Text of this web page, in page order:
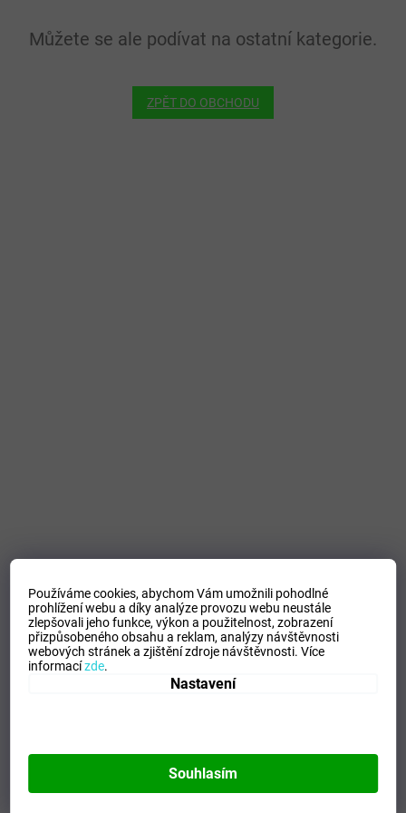
Používáme cookies, abychom Vám umožnili pohodlné
prohlížení webu a díky analýze provozu webu neustále
zlepšovali jeho funkce, výkon a použitelnost,zobrazení
přizpůsobeného obsahu a reklam, analýzy návštěvnosti
webových stránek a zjištění zdroje návštěvnosti.Více
informacízde.
Nastavení
Souhlasím
Můžete se ale podívat na ostatní kategorie.
ZPĚT DO OBCHODU